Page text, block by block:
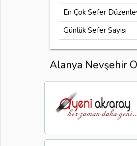
En Çok Sefer
Günlük Sefer Sayısı
Alanya Nevşehir